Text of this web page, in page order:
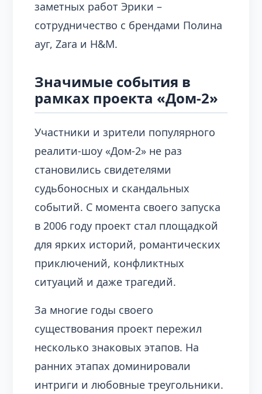
заметных работ Эрики –
сотрудничество с брендами Полина
ауг, Zara и H&M.
Значимые события в
рамках проекта «Дом-2»
Участники и зрители популярного
реалити-шоу «Дом-2» не раз
становились свидетелями
судьбоносных и скандальных
событий. С момента своего запуска
в 2006 году проект стал площадкой
для ярких историй, романтических
приключений, конфликтных
ситуаций и даже трагедий.
За многие годы своего
существования проект пережил
несколько знаковых этапов. На
ранних этапах доминировали
интриги и любовные треугольники.